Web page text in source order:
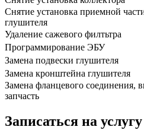
Снятие установка приемной
глушителя
Удаление сажевого филтьтра
Программирование ЭБУ
Замена подвески глушителя
Замена кронштейна глушителя
Замена фланцевого соединения,
запчасть
Записаться на услугу